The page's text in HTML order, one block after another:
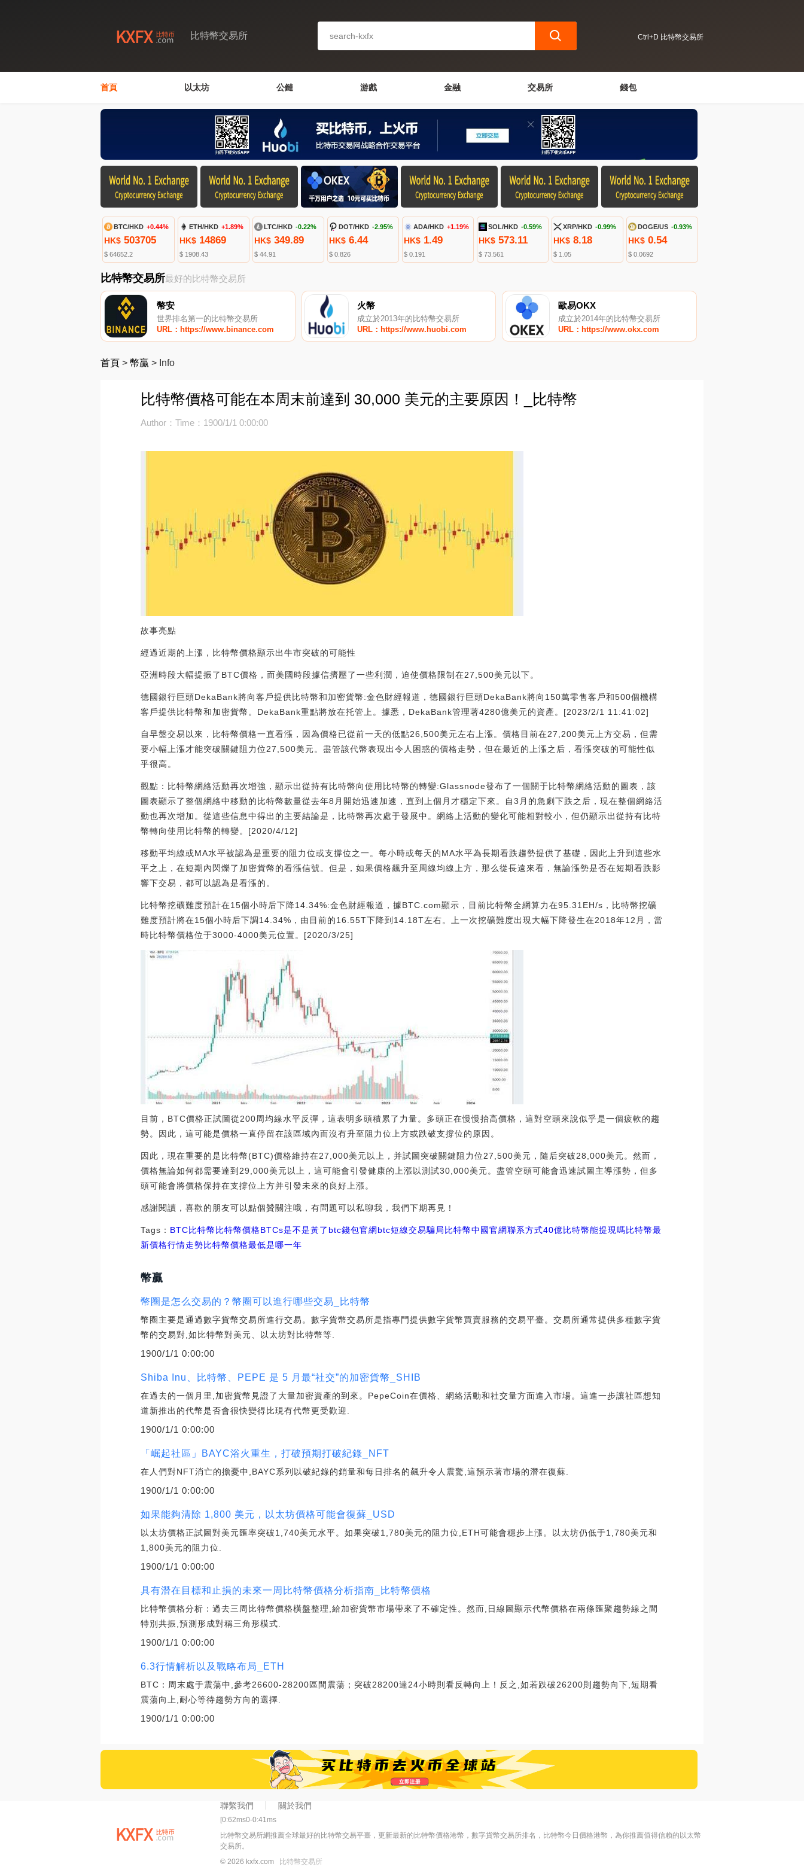
比特幣交易所 Ctrl+D 比特幣交易所
首頁 以太坊 公鏈 游戲 金融 交易所 錢包
BTC/HKD +0.44%
HK$ 503705
$ 64652.2
ETH/HKD +1.89%
HK$14869
$ 1908.43
LTC/HKD -0.22%
HK$349.89
$ 44.91
DOT/HKD -2.95%
HK$6.44
$ 0.826
ADA/HKD +1.19%
HK$1.49
$ 0.191
SOL/HKD -0.59%
HK$ 573.11
$ 73.561
XRP/HKD -0.99%
HK$ 8.18
$ 1.05
DOGE/US -0.93%
HK$ 0.54
$ 0.0692
比特幣交易所最好的比特幣交易所
幣安
世界排名第一的比特幣交易所
URL：https://www.binance.com
火幣
成立於2013年的比特幣交易所
URL：https://www.huobi.com
歐易OKX
成立於2014年的比特幣交易所
URL：https://www.okx.com
首頁 > 幣贏 > Info
比特幣價格可能在本周末前達到 30,000 美元的主要原因！_比特幣
Author：Time：1900/1/1 0:00:00
故事亮點
經過近期的上漲，比特幣價格顯示出牛市突破的可能性
亞洲時段大幅提振了BTC價格，而美國時段據信擠壓了一些利潤，迫使價格限制在27,500美元以下。
德國銀行巨頭DekaBank將向客戶提供比特幣和加密貨幣:金色財經報道，德國銀行巨頭DekaBank將向150萬零售客戶和500個機構
客戶提供比特幣和加密貨幣。DekaBank重點將放在托管上。據悉，DekaBank管理著4280億美元的資產。[2023/2/1 11:41:02]
自早盤交易以來，比特幣價格一直看漲，因為價格已從前一天的低點26,500美元左右上漲。價格目前在27,200美元上方交易，但需
要小幅上漲才能突破關鍵阻力位27,500美元。盡管該代幣表現出令人困惑的價格走勢，但在最近的上漲之后，看漲突破的可能性似
乎很高。
觀點：比特幣網絡活動再次增強，顯示出從持有比特幣向使用比特幣的轉變:Glassnode發布了一個關于比特幣網絡活動的圖表，該
圖表顯示了整個網絡中移動的比特幣數量從去年8月開始迅速加速，直到上個月才穩定下來。自3月的急劇下跌之后，現在整個網絡活
動也再次增加。從這些信息中得出的主要結論是，比特幣再次處于發展中。網絡上活動的變化可能相對較小，但仍顯示出從持有比特
幣轉向使用比特幣的轉變。[2020/4/12]
移動平均線或MA水平被認為是重要的阻力位或支撐位之一。每小時或每天的MA水平為長期看跌趨勢提供了基礎，因此上升到這些水
平之上，在短期內閃爍了加密貨幣的看漲信號。但是，如果價格飆升至周線均線上方，那么從長遠來看，無論漲勢是否在短期看跌影
響下交易，都可以認為是看漲的。
比特幣挖礦難度預計在15個小時后下降14.34%:金色財經報道，據BTC.com顯示，目前比特幣全網算力在95.31EH/s，比特幣挖礦
難度預計將在15個小時后下調14.34%，由目前的16.55T下降到14.18T左右。上一次挖礦難度出現大幅下降發生在2018年12月，當
時比特幣價格位于3000-4000美元位置。[2020/3/25]
目前，BTC價格正試圖從200周均線水平反彈，這表明多頭積累了力量。多頭正在慢慢抬高價格，這對空頭來說似乎是一個疲軟的趨
勢。因此，這可能是價格一直停留在該區域內而沒有升至阻力位上方或跌破支撐位的原因。
因此，現在重要的是比特幣(BTC)價格維持在27,000美元以上，并試圖突破關鍵阻力位27,500美元，隨后突破28,000美元。然而，
價格無論如何都需要達到29,000美元以上，這可能會引發健康的上漲以測試30,000美元。盡管空頭可能會迅速試圖主導漲勢，但多
頭可能會將價格保持在支撐位上方并引發未來的良好上漲。
感謝閱讀，喜歡的朋友可以點個贊關注哦，有問題可以私聊我，我們下期再見！
Tags： BTC比特幣 比特幣價格BTCs是不是黃了 btc錢包官網btc短線交易騙局比特幣中國官網聯系方式40億比特幣能提現嗎比特幣最
新價格行情走勢比特幣價格最低是哪一年
幣贏
幣圈是怎么交易的？幣圈可以進行哪些交易_比特幣
幣圈主要是通過數字貨幣交易所進行交易。數字貨幣交易所是指專門提供數字貨幣買賣服務的交易平臺。交易所通常提供多種數字貨
幣的交易對,如比特幣對美元、以太坊對比特幣等.
1900/1/1 0:00:00
Shiba Inu、比特幣、PEPE 是 5 月最“社交”的加密貨幣_SHIB
在過去的一個月里,加密貨幣見證了大量加密資產的到來。PepeCoin在價格、網絡活動和社交量方面進入市場。這進一步讓社區想知
道新推出的代幣是否會很快變得比現有代幣更受歡迎.
1900/1/1 0:00:00
「崛起社區」BAYC浴火重生，打破預期打破紀錄_NFT
在人們對NFT消亡的擔憂中,BAYC系列以破紀錄的銷量和每日排名的飆升令人震驚,這預示著市場的潛在復蘇.
1900/1/1 0:00:00
如果能夠清除 1,800 美元，以太坊價格可能會復蘇_USD
以太坊價格正試圖對美元匯率突破1,740美元水平。如果突破1,780美元的阻力位,ETH可能會穩步上漲。以太坊仍低于1,780美元和
1,800美元的阻力位.
1900/1/1 0:00:00
具有潛在目標和止損的未來一周比特幣價格分析指南_比特幣價格
比特幣價格分析：過去三周比特幣價格橫盤整理,給加密貨幣市場帶來了不確定性。然而,日線圖顯示代幣價格在兩條匯聚趨勢線之間
特別共振,預測形成對稱三角形模式.
1900/1/1 0:00:00
6.3行情解析以及戰略布局_ETH
BTC：周末處于震蕩中,參考26600-28200區間震蕩；突破28200達24小時則看反轉向上！反之,如若跌破26200則趨勢向下,短期看
震蕩向上,耐心等待趨勢方向的選擇.
1900/1/1 0:00:00
聯繫我們 關於我們
[0:62ms0-0:41ms
比特幣交易所網推薦全球最好的比特幣交易平臺，更新最新的比特幣價格港幣，數字貨幣交易所排名，比特幣今日價格港幣，為你推薦值得信賴的以太幣
交易所。
© 2026 kxfx.com
比特幣交易所